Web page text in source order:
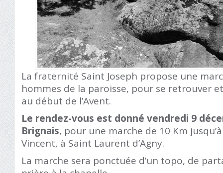
La fraternité Saint Joseph propose une
hommes de la paroisse, pour se retrouver
au début de l’Avent.
Le rendez-vous est donné vendredi 9
Brignais, pour une marche de 10 Km
Vincent, à Saint Laurent d’Agny.
La marche sera ponctuée d’un topo, de